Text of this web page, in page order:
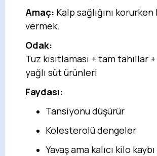
Amaç: Kalp sağlığını korurken
vermek.
Odak:
Tuz kısıtlaması + tam tahıllar
yağlı süt ürünleri
Faydası:
Tansiyonu düşürür
Kolesterolü dengeler
Yavaş ama kalıcı kilo